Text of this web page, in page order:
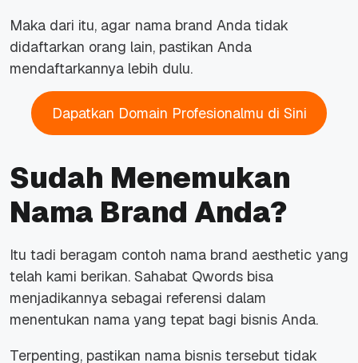
Maka dari itu, agar nama brand Anda tidak
didaftarkan orang lain, pastikan Anda
mendaftarkannya lebih dulu.
Dapatkan Domain Profesionalmu di Sini
Sudah Menemukan
Nama Brand Anda?
Itu tadi beragam contoh nama brand aesthetic yang
telah kami berikan. Sahabat Qwords bisa
menjadikannya sebagai referensi dalam
menentukan nama yang tepat bagi bisnis Anda.
Terpenting, pastikan nama bisnis tersebut tidak